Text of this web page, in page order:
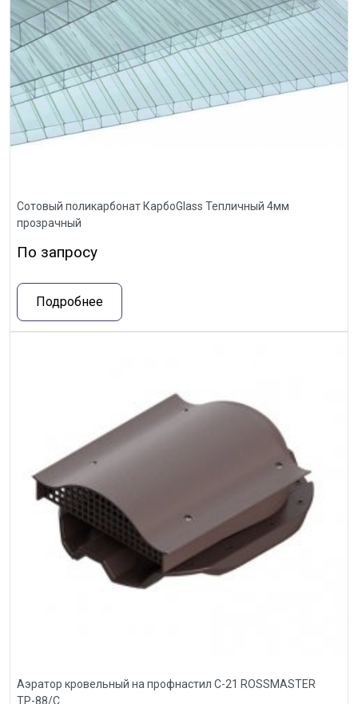
Сотовый поликарбонат КарбоGlass Тепличный 4мм
прозрачный
По запросу
Подробнее
Аэратор кровельный на профнастил С-21 ROSSMASTER
ТР-88/С